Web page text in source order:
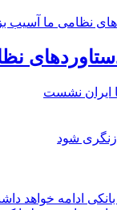
ادامه خواهد